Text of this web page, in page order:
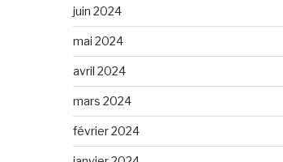
juin 2024
mai 2024
avril 2024
mars 2024
février 2024